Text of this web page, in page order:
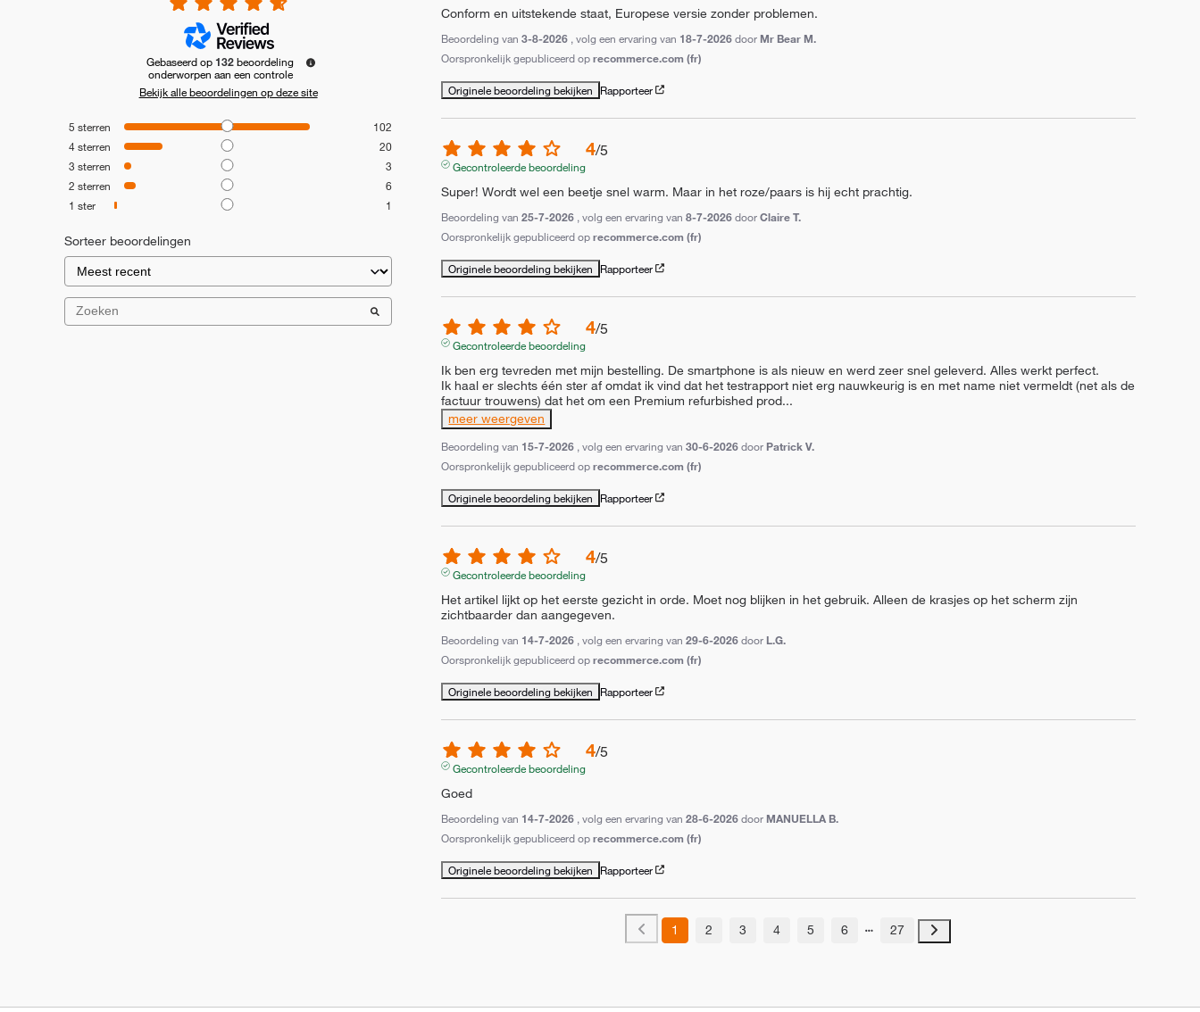
Gebaseerd op 132beoordeling
onderworpen aan een controle
Bekijk alle beoordelingen op deze site
5 sterren
102
4sterren
20
3 sterren
3
2 sterren
6
1 ster 1
Sorteer beoordelingen
Conform en uitstekende staat, Europese versie zonder problemen.
Beoordeling van3-8-2026 , volg een ervaring van 18-7-2026 door Mr Bear M.
Oorspronkelijk gepubliceerd oprecommerce.com (fr)
Originele beoordeling bekijken Rapporteer
4/5
Gecontroleerde beoordeling
Super! Wordt wel een beetje snel warm. Maar in het roze/paars is hij echt prachtig.
Beoordeling van25-7-2026 , volg een ervaring van8-7-2026 doorClaire T.
Oorspronkelijk gepubliceerd oprecommerce.com (fr)
Originele beoordeling bekijken Rapporteer
4/5
Gecontroleerde beoordeling
Ik ben erg tevreden met mijn bestelling. De smartphone is als nieuw en werd zeer snel geleverd. Alles werkt perfect.
Ik haal er slechts één ster af omdat ik vind dat het testrapport niet erg nauwkeurig is en met name niet vermeldt (net als de
factuur trouwens) dat het om een Premium refurbished prod...
meer weergeven
Beoordeling van 15-7-2026 , volg een ervaring van30-6-2026 door Patrick V.
Oorspronkelijk gepubliceerd oprecommerce.com (fr)
Originele beoordeling bekijken Rapporteer
4/5
Gecontroleerde beoordeling
Het artikel lijkt op het eerste gezicht in orde. Moet nog blijken in het gebruik. Alleen de krasjes op het scherm zijn
zichtbaarder dan aangegeven.
Beoordeling van 14-7-2026 , volg een ervaring van29-6-2026 door L.G.
Oorspronkelijk gepubliceerd oprecommerce.com (fr)
Originele beoordeling bekijken Rapporteer
4/5
Gecontroleerde beoordeling
Goed
Beoordeling van 14-7-2026 , volg een ervaring van28-6-2026 door MANUELLA B.
Oorspronkelijk gepubliceerd oprecommerce.com (fr)
Originele beoordeling bekijken Rapporteer
1 2 3 4 5 6 27